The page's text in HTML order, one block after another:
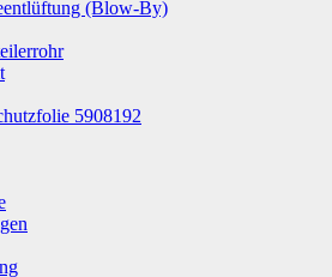
(Blow-By)
5908192